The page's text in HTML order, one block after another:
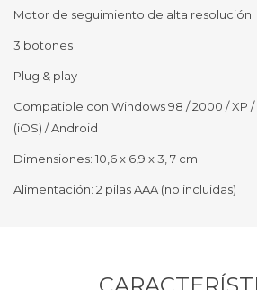
Motor de seguimiento de alta resolución
3 botones
Plug & play
Compatible con Windows 98 / 2000 / XP /
(iOS) / Android
Dimensiones: 10,6 x 6,9 x 3, 7 cm
Alimentación: 2 pilas AAA (no incluidas)